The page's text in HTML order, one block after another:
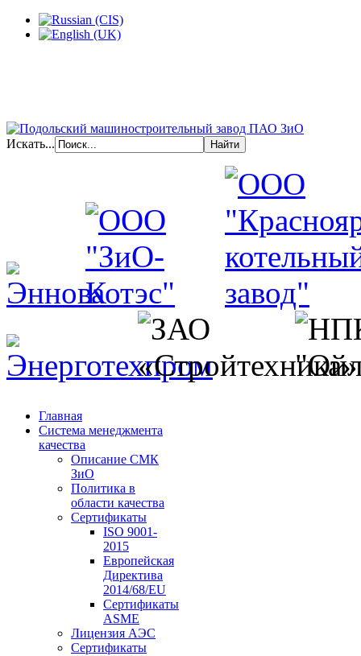
Искать...
Главная
Система менеджмента
качества
Описание СМК
ЗиО
Политика в
области качества
Сертификаты
ISO 9001-
2015
Европейская
Директива
2014/68/EU
Сертификаты
ASME
Лицензия АЭС
Сертификаты